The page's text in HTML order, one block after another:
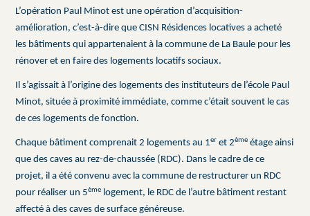
L’opération Paul Minot est une opération d’acquisition-
amélioration, c’est-à-dire que CISN Résidences locatives a acheté
les bâtiments qui appartenaient à la commune de La Baule pour les
rénover et en faire des logements locatifs sociaux.
Il s’agissait à l’origine des logements des instituteurs de l’école Paul
Minot, située à proximité immédiate, comme c’était souvent le cas
de ces logements de fonction.
Chaque bâtiment comprenait 2 logements au 1er et 2ème étage ainsi
que des caves au rez-de-chaussée (RDC). Dans le cadre de ce
projet, il a été convenu avec la commune de restructurer un RDC
pour réaliser un 5ème logement, le RDC de l’autre bâtiment restant
affecté à des caves de surface généreuse.